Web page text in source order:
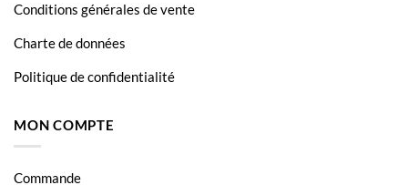
Conditions générales de vente
Charte de données
Politique de confidentialité
MON COMPTE
Commande